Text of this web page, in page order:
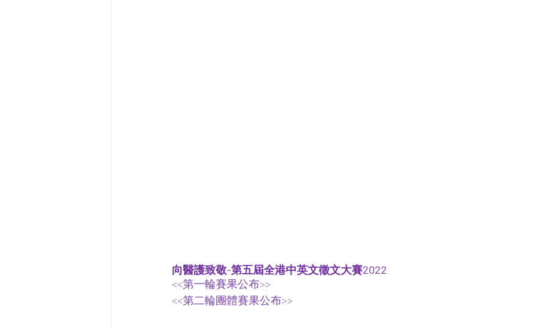
向醫護致敬-第五屆全港中英文徵文大賽2022
<<第一輪賽果公布>>
<<第二輪團體賽果公布>>